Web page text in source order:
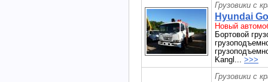
Грузовики с
Hyundai
Новый
Бортовой
Kangl... >>>
Грузовики с